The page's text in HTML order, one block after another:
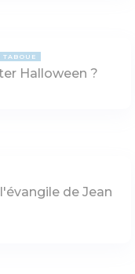
TABOUE
Halloween ?
de Jean